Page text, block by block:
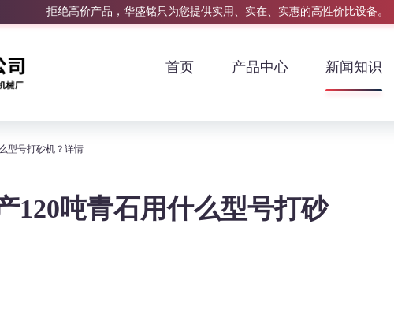
拒绝高价产品，华盛铭只为您提供实用、实在、实惠的高性价比设备。
首页 产品中心 新闻知识
型号打砂机？详情
120吨青石用什么型号打砂